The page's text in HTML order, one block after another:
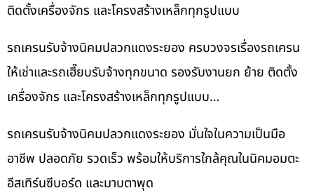
ติดตั้งเครื่องจักร และโครงสร้างเหล็กทุกรูปแบบ
รถเครนรับจ้างนิคมปลวกแดงระยอง ครบวงจรเรื่องรถเครน
ให้เช่าและรถเฮี๊ยบรับจ้างทุกขนาด รองรับงานยก ย้าย ติดตั้ง
เครื่องจักร และโครงสร้างเหล็กทุกรูปแบบ…
รถเครนรับจ้างนิคมปลวกแดงระยอง มั่นใจในความเป็นมือ
อาชีพ ปลอดภัย รวดเร็ว พร้อมให้บริการใกล้คุณในนิคมอมตะ
อีสเทิร์นซีบอร์ด และมาบตาพุด